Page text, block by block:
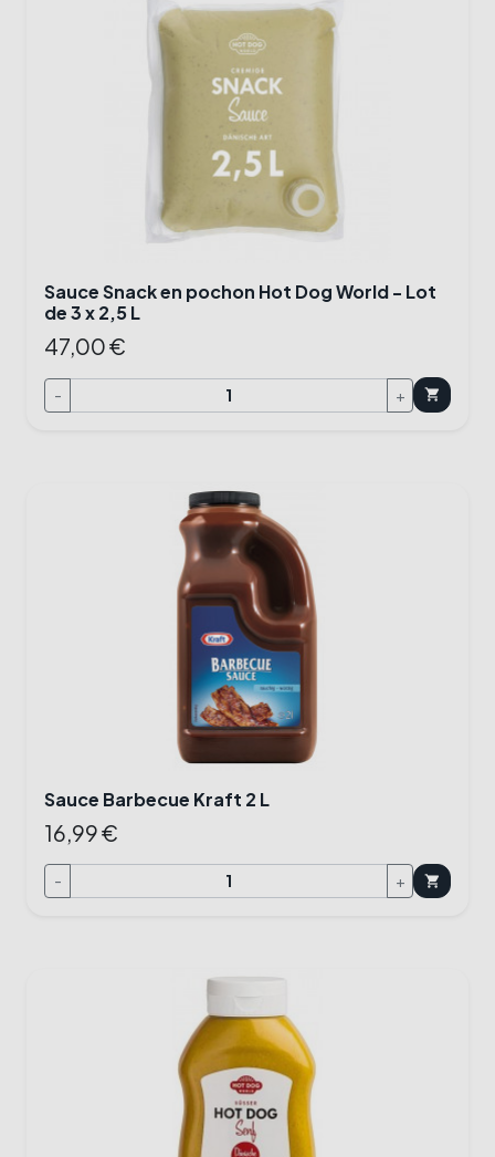
Sauce Snack en pochon Hot Dog World - Lot
de 3 x 2,5 L
47,00 €
- + shopping_cart
Sauce Barbecue Kraft 2 L
16,99 €
- + shopping_cart